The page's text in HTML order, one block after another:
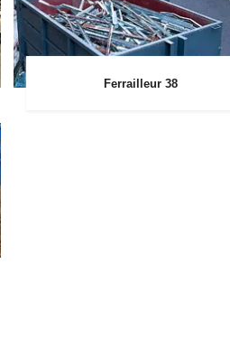
Ferrailleur 38